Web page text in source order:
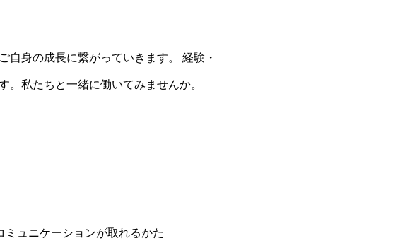
自身の成長に繋がっていきます。 経験・
私たちと一緒に働いてみませんか。
ュニケーションが取れるかた